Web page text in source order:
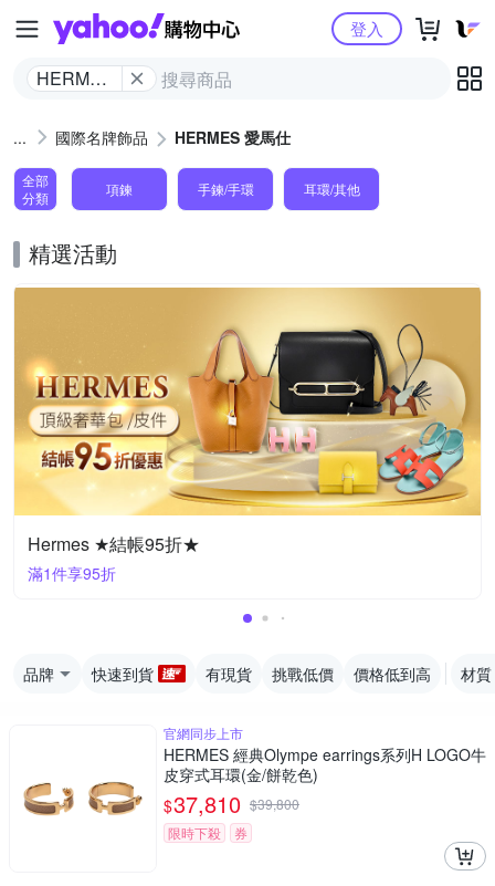
Yahoo購物中心
HERMES
登入
國際名牌飾品 HERMES 愛馬仕
全部
分類
項鍊 手鍊/手環 耳環/其他
精選活動
Hermes ★結帳95折★
滿1件享95折
品牌 快速到貨 有現貨 挑戰低價 價格低到高 材質
官網同步上市
HERMES 經典Olympe earrings系列H LOGO牛
皮穿式耳環(金/餅乾色)
$37,810 $39,800
限時下殺
券